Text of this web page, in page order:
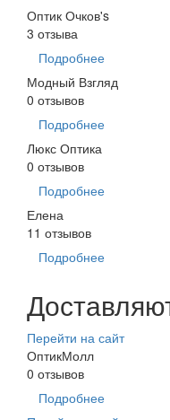
Оптик Очков's
3 отзыва
Подробнее
Модный Взгляд
0 отзывов
Подробнее
Люкс Оптика
0 отзывов
Подробнее
Елена
11 отзывов
Подробнее
Перейти на сайт
ОптикМолл
0 отзывов
Подробнее